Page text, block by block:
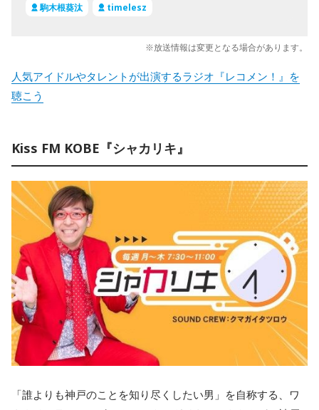
駒木根葵汰 timelesz
※放送情報は変更となる場合があります。
人気アイドルやタレントが出演するラジオ『レコメン！』を
聴こう
Kiss FM KOBE『シャカリキ』
「誰よりも神戸のことを知り尽くしたい男」を自称する、ワ